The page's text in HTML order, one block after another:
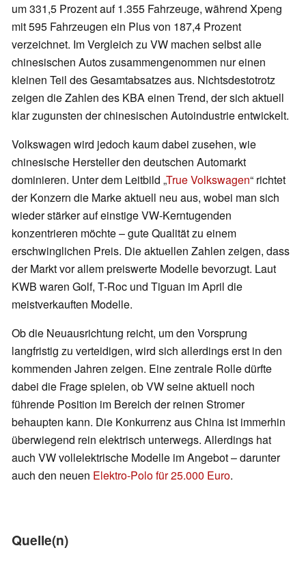
um 331,5 Prozent auf 1.355 Fahrzeuge, während Xpeng
mit 595 Fahrzeugen ein Plus von 187,4 Prozent
verzeichnet. Im Vergleich zu VW machen selbst alle
chinesischen Autos zusammengenommen nur einen
kleinen Teil des Gesamtabsatzes aus. Nichtsdestotrotz
zeigen die Zahlen des KBA einen Trend, der sich aktuell
klar zugunsten der chinesischen Autoindustrie entwickelt.
Volkswagen wird jedoch kaum dabei zusehen, wie
chinesische Hersteller den deutschen Automarkt
dominieren. Unter dem Leitbild „True Volkswagen“ richtet
der Konzern die Marke aktuell neu aus, wobei man sich
wieder stärker auf einstige VW-Kerntugenden
konzentrieren möchte – gute Qualität zu einem
erschwinglichen Preis. Die aktuellen Zahlen zeigen, dass
der Markt vor allem preiswerte Modelle bevorzugt. Laut
KWB waren Golf, T-Roc und Tiguan im April die
meistverkauften Modelle.
Ob die Neuausrichtung reicht, um den Vorsprung
langfristig zu verteidigen, wird sich allerdings erst in den
kommenden Jahren zeigen. Eine zentrale Rolle dürfte
dabei die Frage spielen, ob VW seine aktuell noch
führende Position im Bereich der reinen Stromer
behaupten kann. Die Konkurrenz aus China ist immerhin
überwiegend rein elektrisch unterwegs. Allerdings hat
auch VW vollelektrische Modelle im Angebot – darunter
auch den neuen Elektro-Polo für 25.000 Euro.
Quelle(n)